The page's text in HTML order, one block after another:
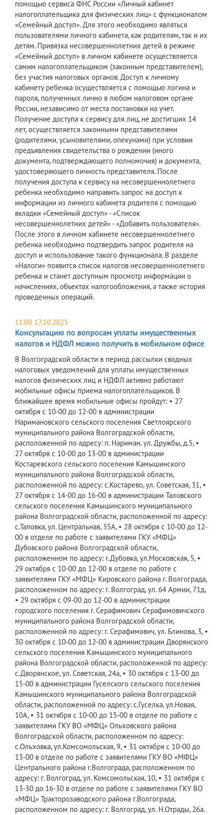
помощью сервиса ФНС России «Личный кабинет
налогоплательщика для физических лиц» с функционалом
«Семейный доступ». Для этого необходимо являться
пользователями личного кабинета, как родителям, так и их
детям. Привязка несовершеннолетних детей в режиме
«Семейный доступ» в личном кабинете осуществляется
самим налогоплательщиком (законным представителем),
без участия налоговых органов. Доступ к личному
кабинету ребенка осуществляется с помощью логина и
пароля, полученных лично в любом налоговом органе
России, независимо от места постановки на учет.
Получение доступа к сервису для лиц, не достигших 14
лет, осуществляется законными представителями
(родителями, усыновителями, опекунами) при условии
предъявления свидетельства о рождении (иного
документа, подтверждающего полномочия) и документа,
удостоверяющего личность представителя. После
получения доступа к сервису на несовершеннолетнего
ребенка необходимо направить запрос на доступ к
информации из личного кабинета родителя с помощью
вкладки «Семейный доступ» - «Список
несовершеннолетних детей» - «Добавить пользователя».
После этого в личном кабинете несовершеннолетнего
ребенка необходимо подтвердить запрос родителя на
доступ и использование такого функционала. В разделе
«Налоги» появится список налогов несовершеннолетнего
ребенка и станет доступным просмотр информации о
начислениях, объектах налогообложения, а также история
проведенных операций.
11:00 17.10.2025
Консультацию по вопросам уплаты имущественных
налогов и НДФЛ можно получить в мобильном офисе
В Волгоградской области в период рассылки сводных
налоговых уведомлений для уплаты имущественных
налогов физических лиц и НДФЛ активно работают
мобильные офисы приема налогоплательщиков. В
ближайшее время мобильные офисы пройдут: • 27
октября с 10-00 до 12-00 в администрации
Наримановского сельского поселения Светлоярского
муниципального района Волгоградской области,
расположенной по адресу: п. Нариман. ул. Дружбы, д.5, •
27 октября с 10-00 до 13-00 в администрации
Костаревского сельского поселения Камышинского
муниципального района Волгоградской области,
расположенной по адресу: с.Костарево, ул. Советская, 31, •
27 октября с 14-00 до 16-00 в администрации Таловского
сельского поселения Камышинского муниципального
района Волгоградской области, расположенной по адресу:
с.Таловка, ул. Центральная, 35А, • 28 октября с 10-00 до 12-
00 в отделе по работе с заявителями ГКУ «МФЦ»
Дубовского района Волгоградской области,
расположенном по адресу: г.Дубовка, ул.Московская, 5, •
29 октября с 10-00 до 12-00 в отделе по работе с
заявителями ГКУ «МФЦ» Кировского района г. Волгограда,
расположенном по адресу: г. Волгоград, ул. 64 Армии, 71д,
• 29 октября с 09-00 до 12-00 в администрации
городского поселения г. Серафимович Серафимовичского
муниципального района Волгоградской области,
расположенной по адресу: г. Серафимович, ул. Блинова, 3, •
30 октября с 10-00 до 12-00 в администрации Дворянского
сельского поселения Камышинского муниципального
района Волгоградской области, расположенной по адресу:
с.Дворянское, ул. Советская, 24а, • 30 октября с 13-00 до
15-00 в администрации Гуселского сельского поселения
Камышинского муниципального района Волгоградской
области, расположенной по адресу: с.Гуселка, ул.Новая,
10А, • 31 октября с 10-00 до 15-00 в отделе по работе с
заявителями ГКУ ВО «МФЦ» Ольховского района
Волгоградской области, расположенном по адресу:
с.Ольховка, ул.Комсомольская, 9, • 31 октября с 10-00 до
13-00 в отделе по работе с заявителями ГКУ ВО «МФЦ»
Центрального района г.Волгограда, расположенном по
адресу: г. Волгоград, ул. Комсомольская, 10, • 31 октября с
13-30 до 16-30 в отделе по работе с заявителями ГКУ ВО
«МФЦ» Тракторозаводского района г.Волгограда,
расположенном по адресу: г. Волгоград, ул. Н.Отрады, 26а.